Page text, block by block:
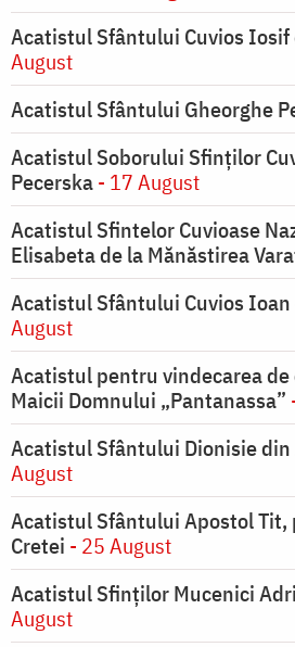
Acatistul Sfântului Cuvios Iosif
August
Acatistul Sfântului Gheorghe
Acatistul Soborului Sfinților
Pecerska- 17 August
Acatistul Sfintelor Cuvioase
Elisabeta de la Mănăstirea
Acatistul Sfântului Cuvios Ioan
August
Acatistul pentru vindecarea de
Maicii Domnului „Pantanassa”
Acatistul Sfântului Dionisie
August
Acatistul Sfântului Apostol Tit,
Cretei - 25 August
Acatistul Sfinților Mucenici
August